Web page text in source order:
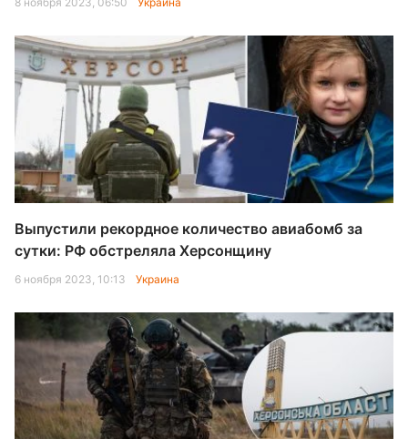
Выпустили рекордное количество авиабомб за
сутки: РФ обстреляла Херсонщину
6 ноября 2023, 10:13 Украина